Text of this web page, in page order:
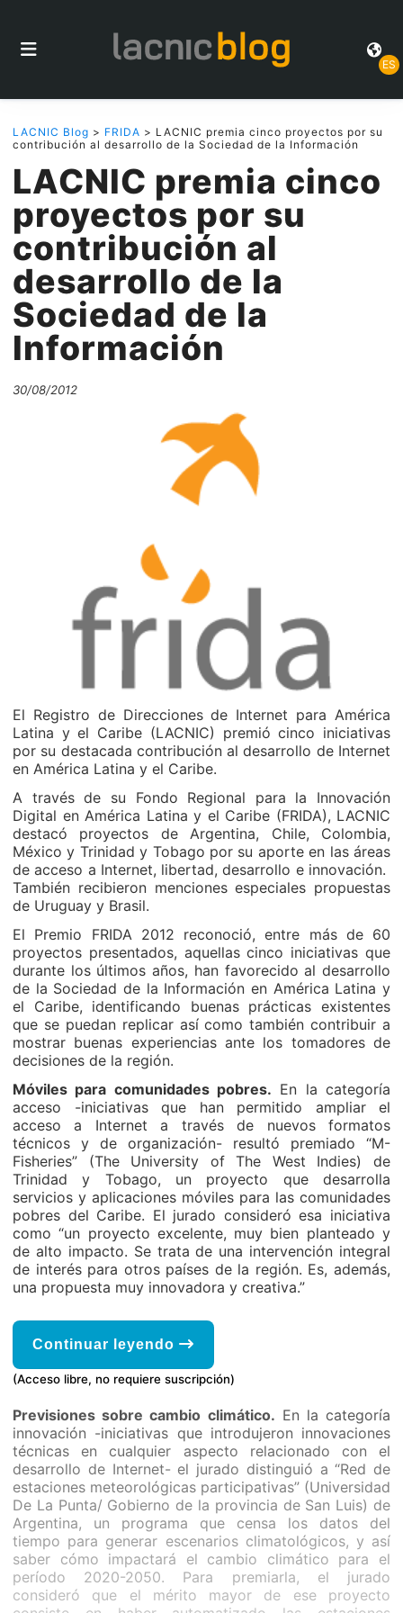
ES
LACNIC Blog > FRIDA > LACNIC premia cinco proyectos por su
contribución al desarrollo de la Sociedad de la Información
LACNIC premia cinco
proyectos por su
contribución al
desarrollo de la
Sociedad de la
Información
30/08/2012
El Registro de Direcciones de Internet para América
Latina y el Caribe (LACNIC) premió cinco iniciativas
por su destacada contribución al desarrollo de Internet
en América Latina y el Caribe.
A través de su Fondo Regional para la Innovación
Digital en América Latina y el Caribe (FRIDA), LACNIC
destacó proyectos de Argentina, Chile, Colombia,
México y Trinidad y Tobago por su aporte en las áreas
de acceso a Internet, libertad, desarrollo e innovación.
También recibieron menciones especiales propuestas
de Uruguay y Brasil.
El Premio FRIDA 2012 reconoció, entre más de 60
proyectos presentados, aquellas cinco iniciativas que
durante los últimos años, han favorecido al desarrollo
de la Sociedad de la Información en América Latina y
el Caribe, identificando buenas prácticas existentes
que se puedan replicar así como también contribuir a
mostrar buenas experiencias ante los tomadores de
decisiones de la región.
Móviles para comunidades pobres. En la categoría
acceso -iniciativas que han permitido ampliar el
acceso a Internet a través de nuevos formatos
técnicos y de organización- resultó premiado “M-
Fisheries” (The University of The West Indies) de
Trinidad y Tobago, un proyecto que desarrolla
servicios y aplicaciones móviles para las comunidades
pobres del Caribe. El jurado consideró esa iniciativa
como “un proyecto excelente, muy bien planteado y
de alto impacto. Se trata de una intervención integral
de interés para otros países de la región. Es, además,
una propuesta muy innovadora y creativa.”
Continuar leyendo
(Acceso libre, no requiere suscripción)
Previsiones sobre cambio climático. En la categoría
innovación -iniciativas que introdujeron innovaciones
técnicas en cualquier aspecto relacionado con el
desarrollo de Internet- el jurado distinguió a “Red de
estaciones meteorológicas participativas” (Universidad
De La Punta/ Gobierno de la provincia de San Luis) de
Argentina, un programa que censa los datos del
tiempo para generar escenarios climatológicos, y así
saber cómo impactará el cambio climático para el
período 2020-2050. Para premiarla, el jurado
consideró que el mérito mayor de ese proyecto